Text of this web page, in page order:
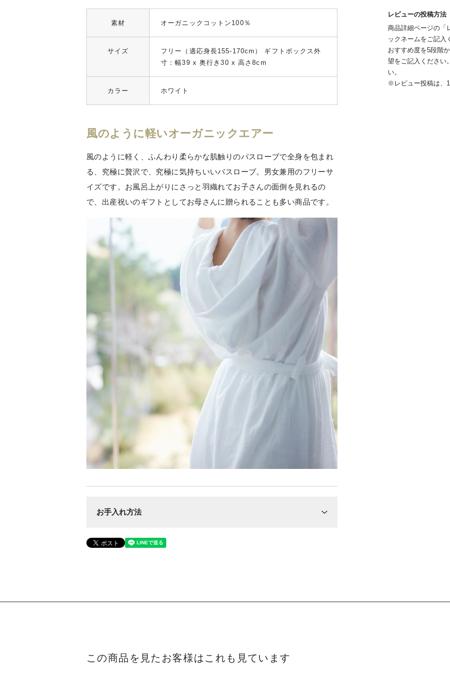
レビューの投稿方法
商品詳細ページの「
ックネームをご記入
おすすめ度を5段階
望をご記入ください
い。
※レビュー投稿は、1
素材 オーガニックコットン100％
サイズ
フリー（適応身長155-170cm） ギフトボックス外
寸：幅39 x 奥行き30 x 高さ8cm
カラー ホワイト
風のように軽いオーガニックエアー
風のように軽く、ふんわり柔らかな肌触りのバスローブで全身を包まれ
る、究極に贅沢で、究極に気持ちいいバスローブ。男女兼用のフリーサ
イズです。お風呂上がりにさっと羽織れてお子さんの面倒を見れるの
で、出産祝いのギフトとしてお母さんに贈られることも多い商品です。
お手入れ方法
この商品を見たお客様はこれも見ています